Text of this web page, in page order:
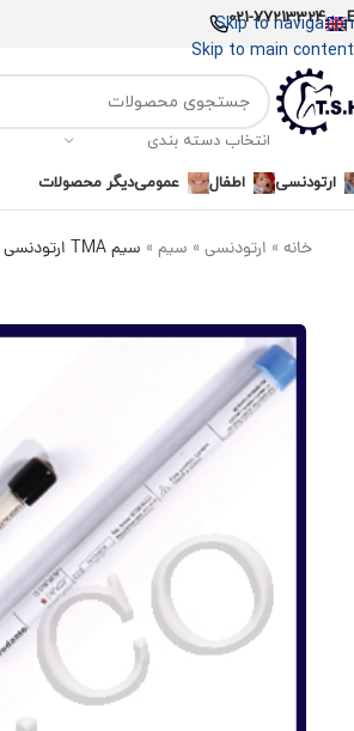
Skip to navigation
Skip to main content
021-77213324
انتخاب دسته بندی
ارتودنسی اطفال عمومیدیگر محصولات
خانه » ارتودنسی » سیم » سیم TMA ارتودنسی